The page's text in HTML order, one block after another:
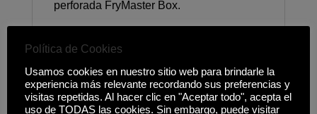
perforada FryMaster Box.
especial para freír.
Sistema de limpieza Teka Hydroclean®
PRO automático.
Política de Cookies
Usamos cookies en nuestro sitio web para brindarle la
experiencia más relevante recordando sus preferencias y
visitas repetidas. Al hacer clic en "Aceptar todo", acepta el
uso de TODAS las cookies. Sin embargo, puede visitar